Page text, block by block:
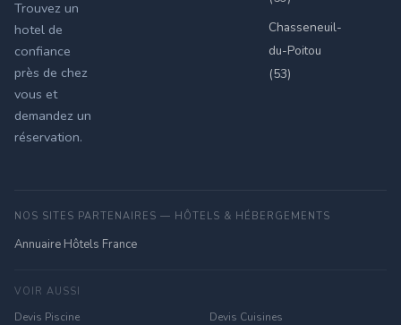
Trouvez un
hotel de
confiance
près de chez
vous et
demandez un
réservation.
Chasseneuil-
du-Poitou
(53)
NOS SITES PARTENAIRES — HÔTELS & HÉBERGEMENTS
Annuaire Hôtels France
VOIR AUSSI
Devis Piscine
Devis Cuisines